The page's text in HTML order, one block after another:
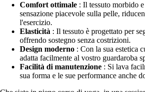
Comfort ottimale : Il tessuto morbido
sensazione piacevole sulla pelle,
l'esercizio.
Elasticità : Il tessuto è progettato per
offrendo sostegno senza costrizioni.
Design moderno : Con la sua estetica
adatta facilmente al vostro guardaroba
Facilità di manutenzione : Si lava
sua forma e le sue performance anche